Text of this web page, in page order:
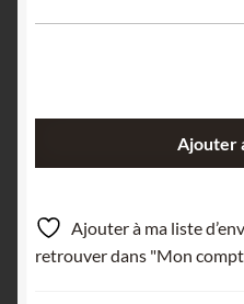
Mine
de
Vaulry,
Ajouter
Ajouter à ma liste
retrouver dans "Mon